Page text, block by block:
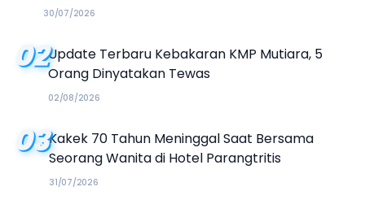
30/07/2026
02Update Terbaru Kebakaran KMP Mutiara, 5
Orang Dinyatakan Tewas
02/08/2026
03Kakek 70 Tahun Meninggal Saat Bersama
Seorang Wanita di Hotel Parangtritis
31/07/2026